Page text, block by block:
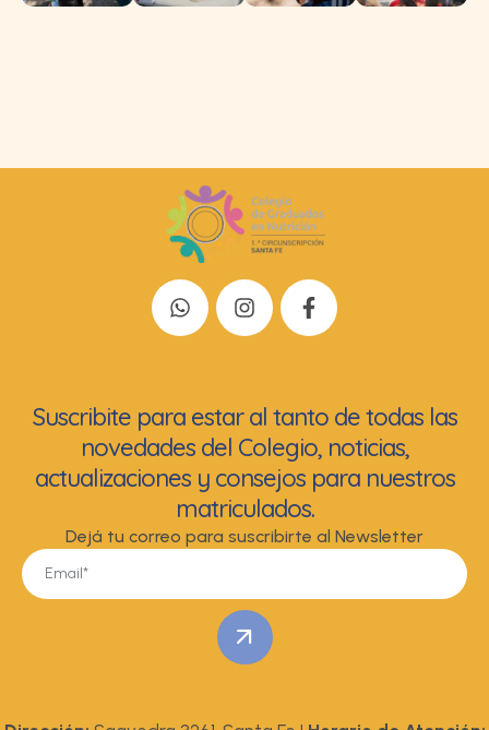
Suscribite para estar al tanto de todas las
novedades del Colegio, noticias,
actualizaciones y consejos para nuestros
matriculados.
Dejá tu correo para suscribirte al Newsletter